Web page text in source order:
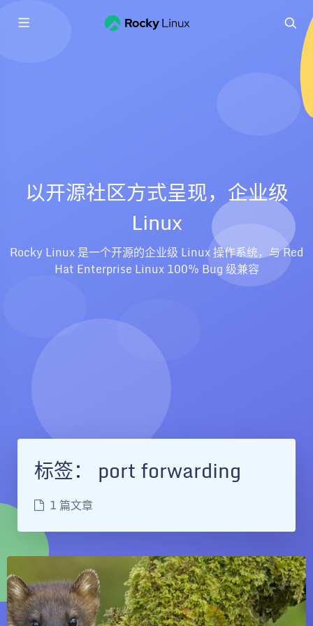
以开源社区方式呈现，企业级
Linux
Rocky Linux 是一个开源的企业级 Linux 操作系统，与 Red
Hat Enterprise Linux 100% Bug 级兼容
标签： port forwarding
1 篇文章